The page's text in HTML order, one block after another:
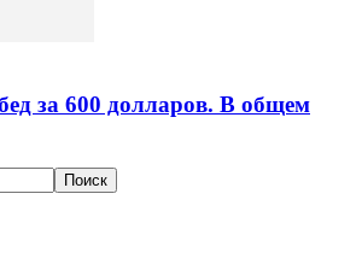
за 600 долларов. В общем